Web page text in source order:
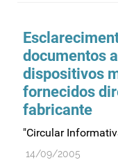
Entidades
Estrutura e
Exercício
Exportação
documentos
dispositivos
fornecidos
fabricante
"Circular
14/09/2005